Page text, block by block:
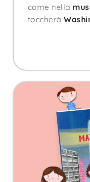
come nella
toccherà